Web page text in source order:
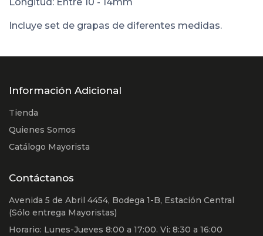
Incluye set de grapas de diferentes medidas.
Información Adicional
Tienda
Quienes Somos
Catálogo Mayorista
Contáctanos
Avenida 5 de Abril 4454, Bodega 1-B, Estación Central
(Sólo entrega Mayoristas)
Horario: Lunes-Jueves 8:00 a 17:00. Vi: 8:30 a 16:00